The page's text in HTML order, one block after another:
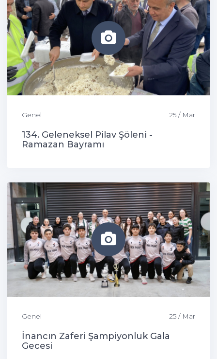
Genel 25 / Mar
134. Geleneksel Pilav Şöleni -
Ramazan Bayramı
Genel 25 / Mar
İnancın Zaferi Şampiyonluk Gala
Gecesi